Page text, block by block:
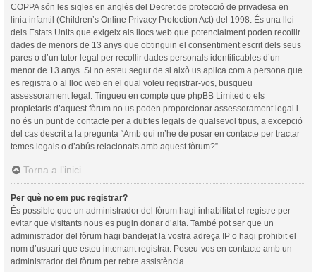
COPPA són les sigles en anglès del Decret de protecció de privadesa en
línia infantil (Children’s Online Privacy Protection Act) del 1998. És una llei
dels Estats Units que exigeix als llocs web que potencialment poden recollir
dades de menors de 13 anys que obtinguin el consentiment escrit dels seus
pares o d’un tutor legal per recollir dades personals identificables d’un
menor de 13 anys. Si no esteu segur de si això us aplica com a persona que
es registra o al lloc web en el qual voleu registrar-vos, busqueu
assessorament legal. Tingueu en compte que phpBB Limited o els
propietaris d’aquest fòrum no us poden proporcionar assessorament legal i
no és un punt de contacte per a dubtes legals de qualsevol tipus, a excepció
del cas descrit a la pregunta “Amb qui m’he de posar en contacte per tractar
temes legals o d’abús relacionats amb aquest fòrum?”.
Torna a l’inici
Per què no em puc registrar?
És possible que un administrador del fòrum hagi inhabilitat el registre per
evitar que visitants nous es pugin donar d’alta. També pot ser que un
administrador del fòrum hagi bandejat la vostra adreça IP o hagi prohibit el
nom d’usuari que esteu intentant registrar. Poseu-vos en contacte amb un
administrador del fòrum per rebre assistència.